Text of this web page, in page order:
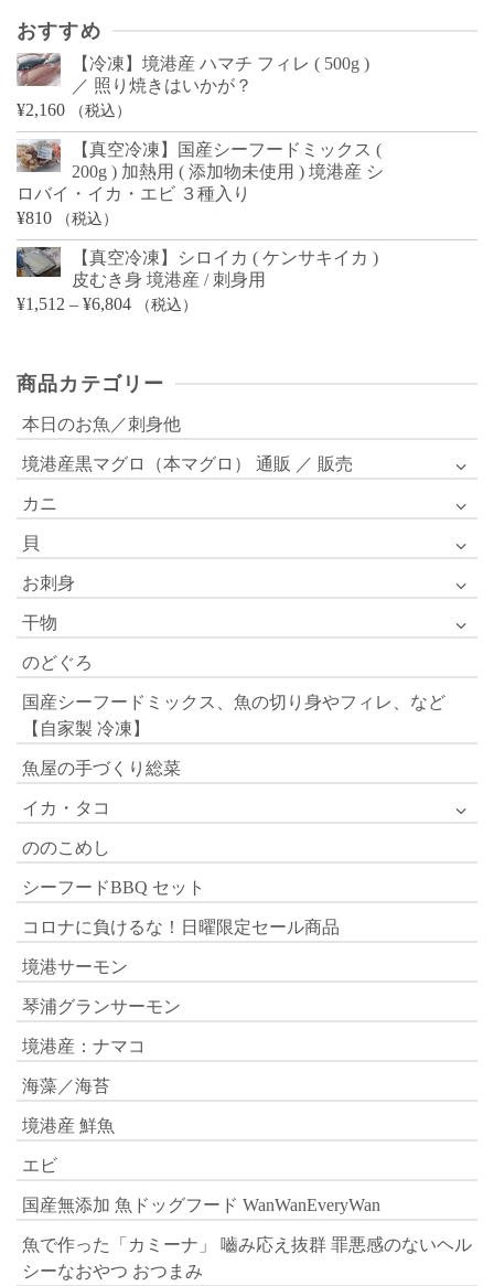
おすすめ
【冷凍】境港産 ハマチ フィレ ( 500g )
／ 照り焼きはいかが？
¥2,160 （税込）
【真空冷凍】国産シーフードミックス (
200g ) 加熱用 ( 添加物未使用 ) 境港産 シ
ロバイ・イカ・エビ ３種入り
¥810 （税込）
【真空冷凍】シロイカ ( ケンサキイカ )
皮むき身 境港産 / 刺身用
¥1,512 – ¥6,804価
¥1,512
¥6,804
（税込）
商品カテゴリー
本日のお魚／刺身他
境港産黒マグロ（本マグロ） 通販 ／ 販売
カニ
貝
お刺身
干物
のどぐろ
国産シーフードミックス、魚の切り身やフィレ、など
【自家製 冷凍】
魚屋の手づくり総菜
イカ・タコ
ののこめし
シーフードBBQ セット
コロナに負けるな！日曜限定セール商品
境港サーモン
琴浦グランサーモン
境港産：ナマコ
海藻／海苔
境港産 鮮魚
エビ
国産無添加 魚ドッグフード WanWanEveryWan
魚で作った「カミーナ」 嚙み応え抜群 罪悪感のないヘル
シーなおやつ おつまみ